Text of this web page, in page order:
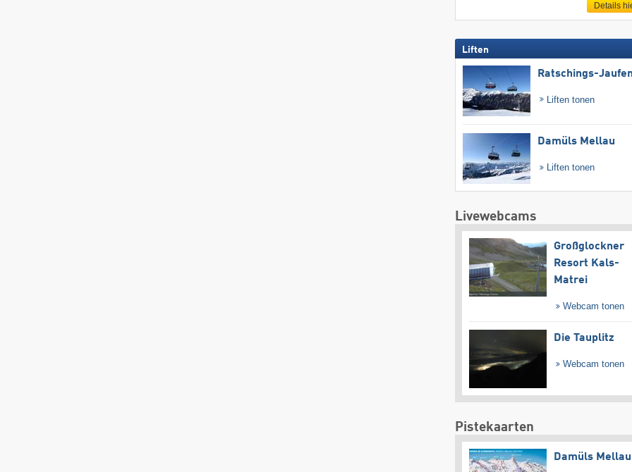
Details
Liften
Ratschings-
Liften tonen
Damüls Mellau
Liften tonen
Livewebcams
Großglockner
Resort Kals-
Matrei
Webcam tonen
Die Tauplitz
Webcam tonen
Pistekaarten
Damüls Mellau